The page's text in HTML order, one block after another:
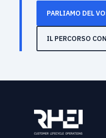
PARLIAMO DEL
IL PERCORSO